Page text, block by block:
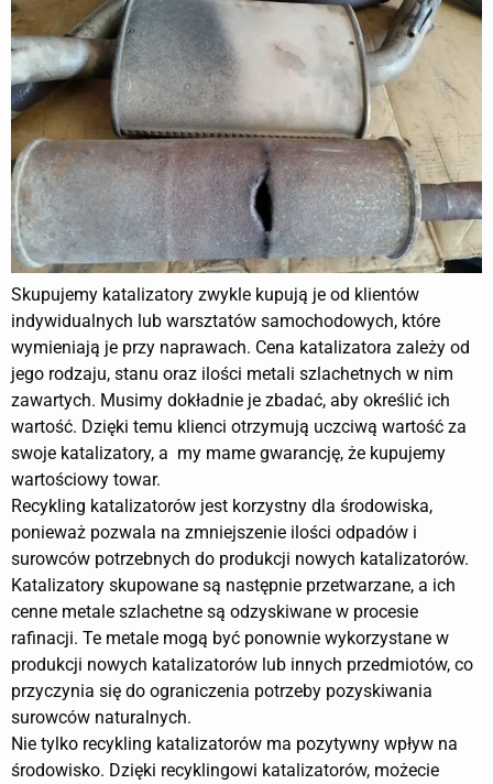
Skupujemy katalizatory zwykle kupują je od klientów
indywidualnych lub warsztatów samochodowych, które
wymieniają je przy naprawach. Cena katalizatora zależy od
jego rodzaju, stanu oraz ilości metali szlachetnych w nim
zawartych. Musimy dokładnie je zbadać, aby określić ich
wartość. Dzięki temu klienci otrzymują uczciwą wartość za
swoje katalizatory, a my mame gwarancję, że kupujemy
wartościowy towar.
Recykling katalizatorów jest korzystny dla środowiska,
ponieważ pozwala na zmniejszenie ilości odpadów i
surowców potrzebnych do produkcji nowych katalizatorów.
Katalizatory skupowane są następnie przetwarzane, a ich
cenne metale szlachetne są odzyskiwane w procesie
rafinacji. Te metale mogą być ponownie wykorzystane w
produkcji nowych katalizatorów lub innych przedmiotów, co
przyczynia się do ograniczenia potrzeby pozyskiwania
surowców naturalnych.
Nie tylko recykling katalizatorów ma pozytywny wpływ na
środowisko. Dzięki recyklingowi katalizatorów, możecie